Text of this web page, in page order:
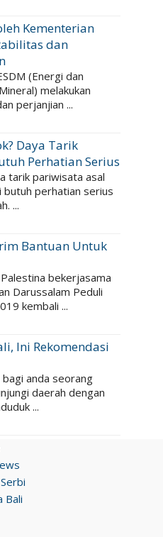
Kementerian
dan
(Energi dan
melakukan
perjanjian ...
Daya Tarik
Perhatian Serius
tarik pariwisata asal
butuh perhatian serius
...
Bantuan Untuk
bekerjasama
Darussalam Peduli
kembali ...
Ini Rekomendasi
anda seorang
daerah dengan
...
Bali